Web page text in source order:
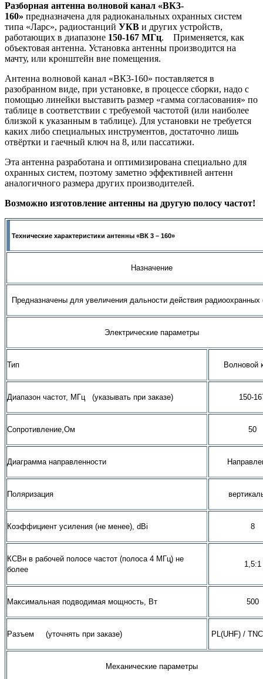
Разборная антенна волновой канал «ВК3-
160» предназначена для радиоканальных охранных систем
типа «Ларс», радиостанций УКВ и других устройств,
работающих в диапазоне 150-167 МГц. Применяется, как
объектовая антенна. Установка антенны производится на
мачту, или кронштейн вне помещения.
Антенна волновой канал «ВК3-160» поставляется в
разобранном виде, при установке, в процессе сборки, надо с
помощью линейки выставить размер «гамма согласования» по
таблице в соответствии с требуемой частотой (или наиболее
близкой к указанным в таблице). Для установки не требуется
каких либо специальных инструментов, достаточно лишь
отвёртки и гаечный ключ на 8, или пассатижи.
Эта антенна разработана и оптимизирована специально для
охранных систем, поэтому заметно эффективней антенн
аналогичного размера других производителей.
Возможно изготовление антенны на другую полосу частот!
Технические характеристики антенны «ВК 3 – 160»
Назначение
Предназначены для увеличения дальности действия радиоохранных
Электрические параметры
Тип Волновой
Диапазон частот, МГц (указывать при заказе) 150-
Сопротивление,Ом 50
Диаграмма направленности
Поляризация
Коэффициент усиления (не менее), dBi 8
КСВн в рабочей полосе частот (полоса 4 МГц) не
более
1,5:1
Максимальная подводимая мощность, Вт 500
Разъем (уточнять при заказе) PL(UHF) / TNC
Механические параметры